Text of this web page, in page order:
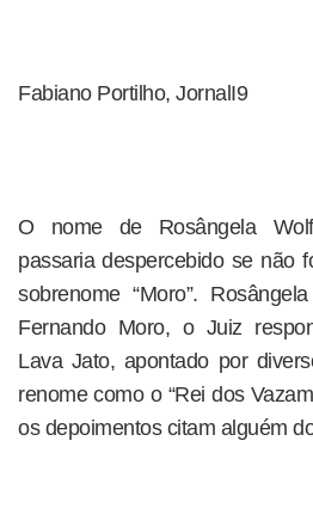
Fabiano Portilho, JornalI9
O nome de Rosângela
passaria despercebido se não
sobrenome “Moro”.
Fernando Moro, o Juiz
Lava Jato, apontado por
renome como o “Rei dos
os depoimentos citam alguém